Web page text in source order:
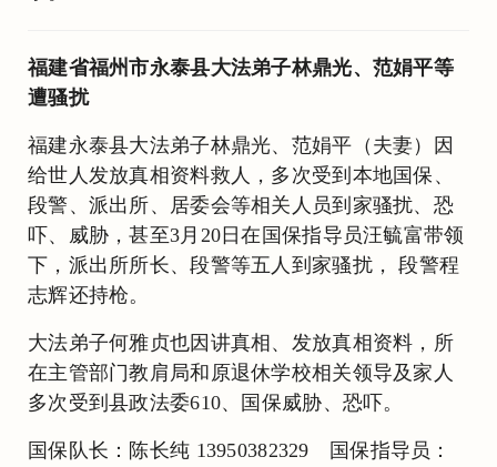
福建省福州市永泰县大法弟子林鼎光、范娟平等
遭骚扰
福建永泰县大法弟子林鼎光、范娟平（夫妻）因
给世人发放真相资料救人，多次受到本地国保、
段警、派出所、居委会等相关人员到家骚扰、恐
吓、威胁，甚至3月20日在国保指导员汪毓富带领
下，派出所所长、段警等五人到家骚扰， 段警程
志辉还持枪。
大法弟子何雅贞也因讲真相、发放真相资料，所
在主管部门教肩局和原退休学校相关领导及家人
多次受到县政法委610、国保威胁、恐吓。
国保队长：陈长纯 13950382329 国保指导员：